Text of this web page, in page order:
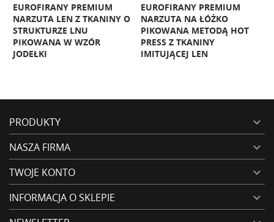
EUROFIRANY PREMIUM
NARZUTA LEN Z TKANINY O
STRUKTURZE LNU
PIKOWANA W WZÓR
JODEŁKI
EUROFIRANY PREMIUM
NARZUTA NA ŁÓŻKO
PIKOWANA METODĄ HOT
PRESS Z TKANINY
IMITUJĄCEJ LEN
PRODUKTY 
NASZA FIRMA 
TWOJE KONTO 
INFORMACJA O SKLEPIE 